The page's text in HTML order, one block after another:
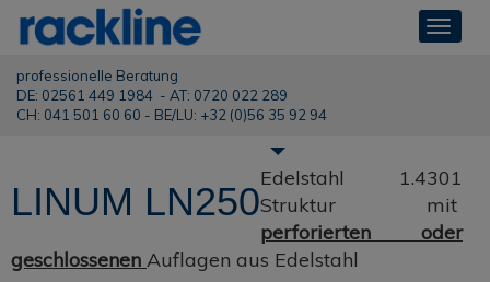
Toggle
professionelle Beratung
DE: 02561 449 1984 - AT: 0720 022 289
CH: 041 501 60 60 - BE/LU: +32 (0)56 35 92 94
LINUM LN250
Edelstahl 1.4301
Struktur mit
perforierten oder
geschlossenen Auflagen aus Edelstahl